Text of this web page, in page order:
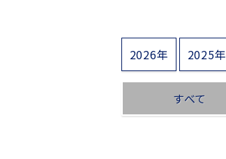
2026年 2025年
すべて